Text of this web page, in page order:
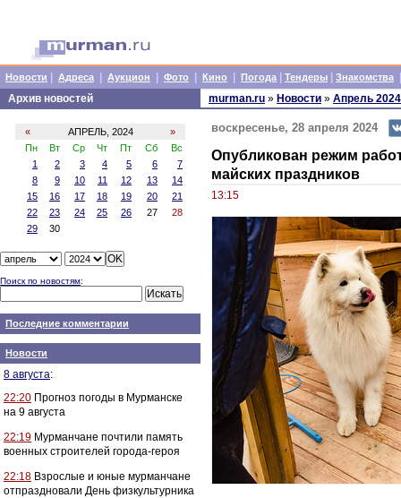
Новости Адреса Аукцион Фото Кино Погода Тендеры Знакомства
Архив новостей
« АПРЕЛЬ, 2024
»
Пн
Вт Ср Чт Пт Сб
Вс
1
2 3 4 5 6
7
8
9 10 11 12 13
14
15
16 17 18 19 20
21
22
23 24 25 26 27
28
29
30
Поиск по новостям:
Последние комментарии
Новости
8 августа:
22:20 Прогноз погоды в Мурманске
на 9 августа
22:19 Мурманчане почтили память
военных строителей города-героя
22:18 Взрослые и юные мурманчане
отпраздновали День физкультурника
murman.ru » Новости » Апрель 2024
воскресенье, 28 апреля 2024
Опубликован режим
майских праздников
13:15